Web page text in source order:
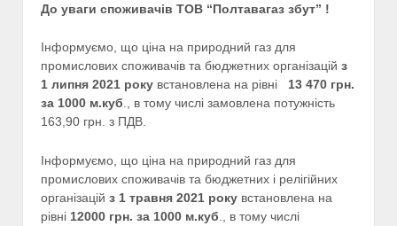
До уваги споживачів ТОВ “Полтавагаз збут” !
Інформуємо, що ціна на природний газ для
промислових споживачів та бюджетних організацій з
1 липня 2021 року встановлена на рівні 13 470 грн.
за 1000 м.куб ., в тому числі замовлена потужність
163,90 грн. з ПДВ.
Інформуємо, що ціна на природний газ для
промислових споживачів та бюджетних і релігійних
організацій з 1 травня 2021 року встановлена на
рівні 12000 грн. за 1000 м.куб ., в тому числі